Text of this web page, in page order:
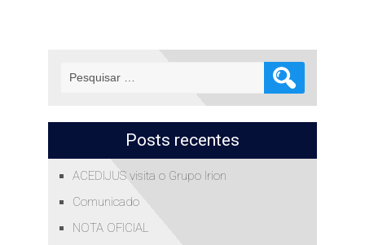
Posts recentes
ACEDIJUS visita o Grupo Irion
Comunicado
NOTA OFICIAL